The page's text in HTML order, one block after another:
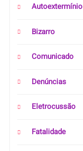
Autoextermínio
Bizarro
Comunicado
Denúncias
Eletrocussão
Fatalidade